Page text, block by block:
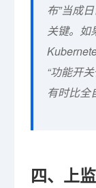
布”当成
关键。如
“功能开
有时比全
四、上